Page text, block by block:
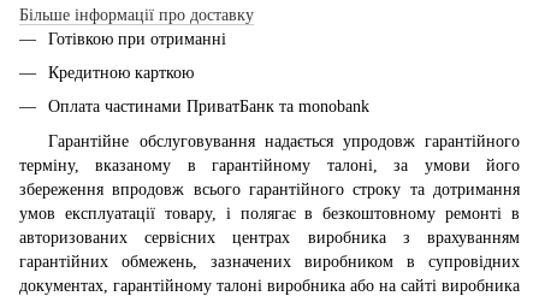
Більше інформації про доставку
Готівкою при отриманні
Кредитною карткою
Оплата частинами ПриватБанк та monobank
Гарантійне обслуговування надається упродовж гарантійного
терміну, вказаному в гарантійному талоні, за умови його
збереження впродовж всього гарантійного строку та дотримання
умов експлуатації товару, і полягає в безкоштовному ремонті в
авторизованих сервісних центрах виробника з врахуванням
гарантійних обмежень, зазначених виробником в супровідних
документах, гарантійному талоні виробника або на сайті виробника